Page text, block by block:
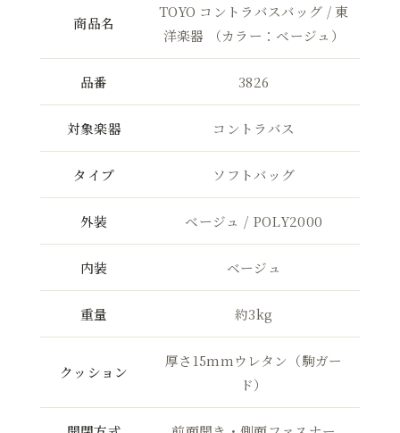
商品名
TOYO コントラバスバッグ / 東
洋楽器 （カラー：ベージュ）
品番 3826
対象楽器 コントラバス
タイプ ソフトバッグ
外装 ベージュ / POLY2000
内装 ベージュ
重量 約3kg
クッション
厚さ15mmウレタン（駒ガー
ド）